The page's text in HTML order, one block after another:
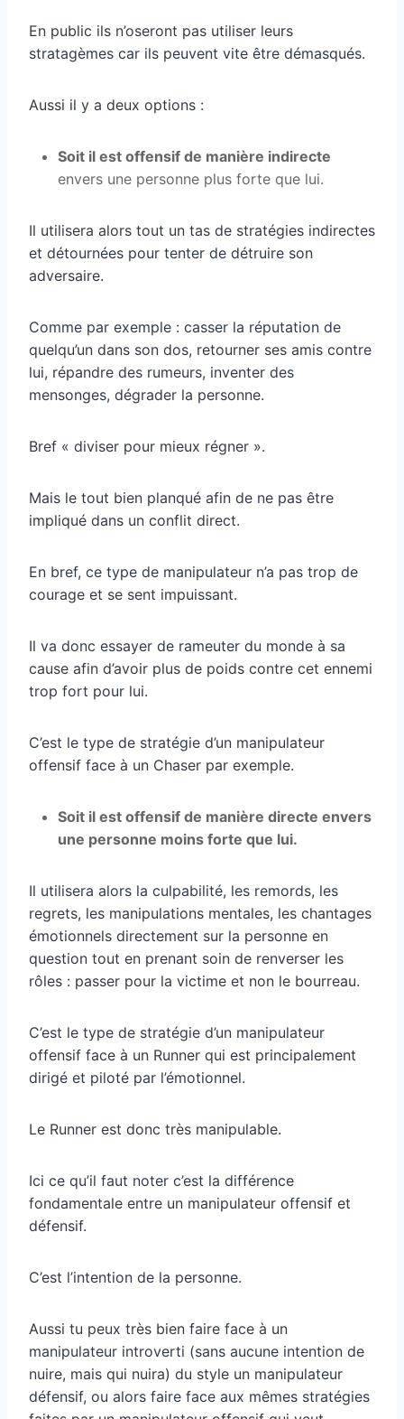
En public ils n’oseront pas utiliser leurs
stratagèmes car ils peuvent vite être démasqués.
Aussi il y a deux options :
Soit il est offensif de manière indirecte
envers une personne plus forte que lui.
Il utilisera alors tout un tas de stratégies indirectes
et détournées pour tenter de détruire son
adversaire.
Comme par exemple : casser la réputation de
quelqu’un dans son dos, retourner ses amis contre
lui, répandre des rumeurs, inventer des
mensonges, dégrader la personne.
Bref « diviser pour mieux régner ».
Mais le tout bien planqué afin de ne pas être
impliqué dans un conflit direct.
En bref, ce type de manipulateur n’a pas trop de
courage et se sent impuissant.
Il va donc essayer de rameuter du monde à sa
cause afin d’avoir plus de poids contre cet ennemi
trop fort pour lui.
C’est le type de stratégie d’un manipulateur
offensif face à un Chaser par exemple.
Soit il est offensif de manière directe envers
une personne moins forte que lui.
Il utilisera alors la culpabilité, les remords, les
regrets, les manipulations mentales, les chantages
émotionnels directement sur la personne en
question tout en prenant soin de renverser les
rôles : passer pour la victime et non le bourreau.
C’est le type de stratégie d’un manipulateur
offensif face à un Runner qui est principalement
dirigé et piloté par l’émotionnel.
Le Runner est donc très manipulable.
Ici ce qu’il faut noter c’est la différence
fondamentale entre un manipulateur offensif et
défensif.
C’est l’intention de la personne.
Aussi tu peux très bien faire face à un
manipulateur introverti (sans aucune intention de
nuire, mais qui nuira) du style un manipulateur
défensif, ou alors faire face aux mêmes stratégies